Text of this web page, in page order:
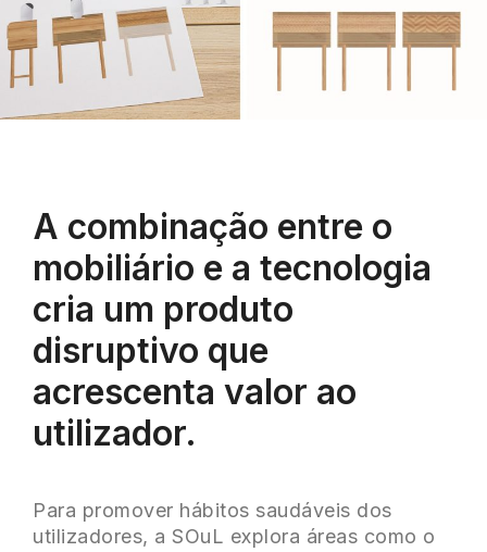
A combinação entre o
mobiliário e a tecnologia
cria um produto
disruptivo que
acrescenta valor ao
utilizador.
Para promover hábitos saudáveis dos
utilizadores, a SOuL explora áreas como o